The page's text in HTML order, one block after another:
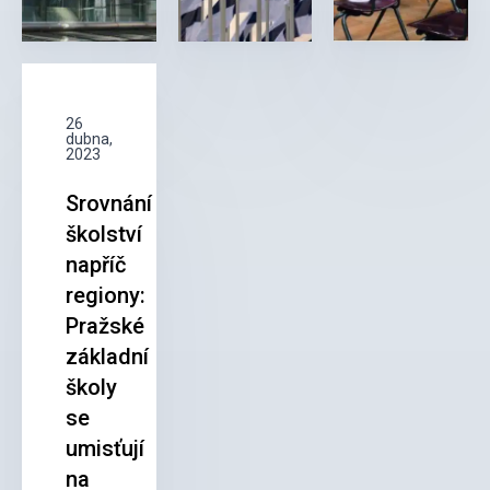
26
dubna,
2023
Srovnání
školství
napříč
regiony:
Pražské
základní
školy
se
umisťují
na